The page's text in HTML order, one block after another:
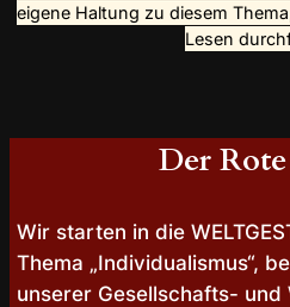
eigene Haltung zu diesem
Lesen
Der
Wir starten in die
Thema „Individualismus“,
unserer Gesellschafts-